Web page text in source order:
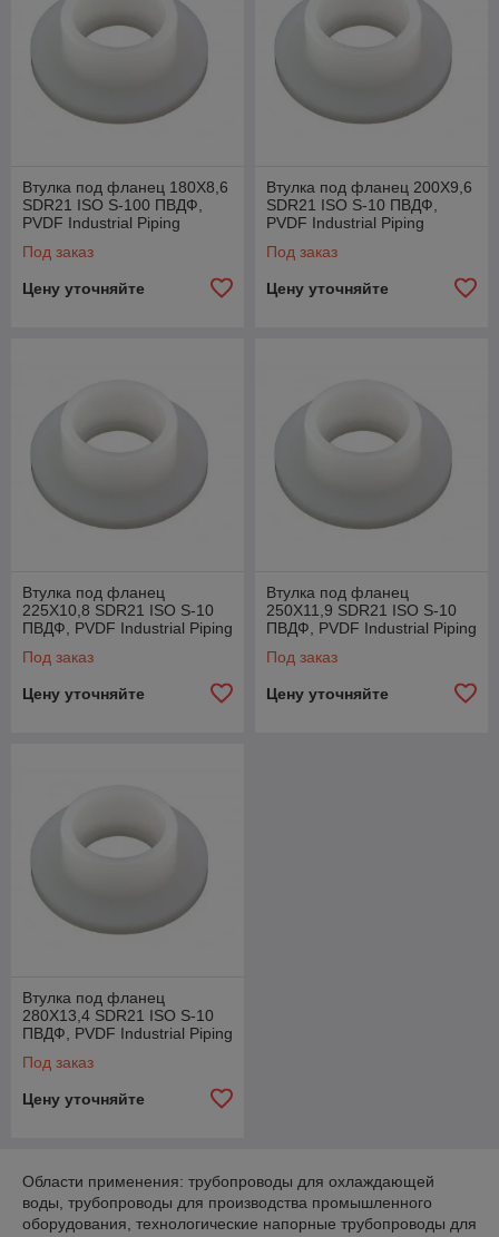
Втулка под фланец 180X8,6
SDR21 ISO S-100 ПВДФ,
PVDF Industrial Piping
Под заказ
Цену уточняйте
Втулка под фланец 200X9,6
SDR21 ISO S-10 ПВДФ,
PVDF Industrial Piping
Под заказ
Цену уточняйте
Втулка под фланец
225X10,8 SDR21 ISO S-10
ПВДФ, PVDF Industrial Piping
Под заказ
Цену уточняйте
Втулка под фланец
250X11,9 SDR21 ISO S-10
ПВДФ, PVDF Industrial Piping
Под заказ
Цену уточняйте
Втулка под фланец
280X13,4 SDR21 ISO S-10
ПВДФ, PVDF Industrial Piping
Под заказ
Цену уточняйте
Области применения: трубопроводы для охлаждающей
воды, трубопроводы для производства промышленного
оборудования, технологические напорные трубопроводы для